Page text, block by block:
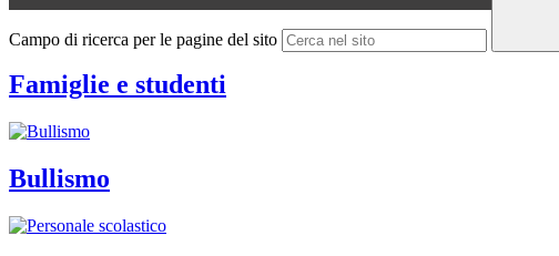
Campo di ricerca per le pagine del sito
Famiglie e studenti
Bullismo